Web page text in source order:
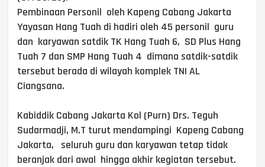
Pembinaan Personil oleh Kapeng Cabang Jakarta
Yayasan Hang Tuah di hadiri oleh 45 personil guru
dan karyawan satdik TK Hang Tuah 6, SD Plus Hang
Tuah 7 dan SMP Hang Tuah 4 dimana satdik-satdik
tersebut berada di wilayah komplek TNI AL
Ciangsana.
Kabiddik Cabang Jakarta Kol (Purn) Drs. Teguh
Sudarmadji, M.T turut mendampingi Kapeng Cabang
Jakarta, seluruh guru dan karyawan tetap tidak
beranjak dari awal hingga akhir kegiatan tersebut.